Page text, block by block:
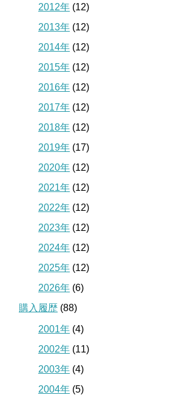
2012年 (12)
2013年 (12)
2014年 (12)
2015年 (12)
2016年 (12)
2017年 (12)
2018年 (12)
2019年 (17)
2020年 (12)
2021年 (12)
2022年 (12)
2023年 (12)
2024年 (12)
2025年 (12)
2026年 (6)
購入履歴 (88)
2001年 (4)
2002年 (11)
2003年 (4)
2004年 (5)